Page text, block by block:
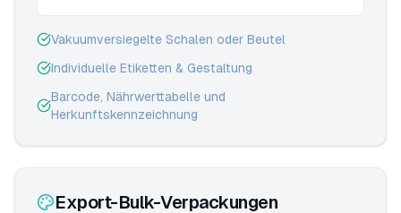
Vakuumversiegelte Schalen oder Beutel
Individuelle Etiketten & Gestaltung
Barcode, Nährwerttabelle und
Herkunftskennzeichnung
Export-Bulk-Verpackungen